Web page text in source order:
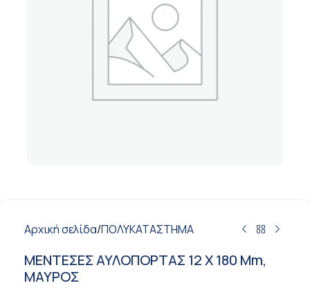
Αρχική σελίδα/ΠΟΛΥΚΑΤΑΣΤΗΜΑ
ΜΕΝΤΕΣΕΣ ΑΥΛΟΠΟΡΤΑΣ 12 X 180 Mm,
ΜΑΥΡΟΣ